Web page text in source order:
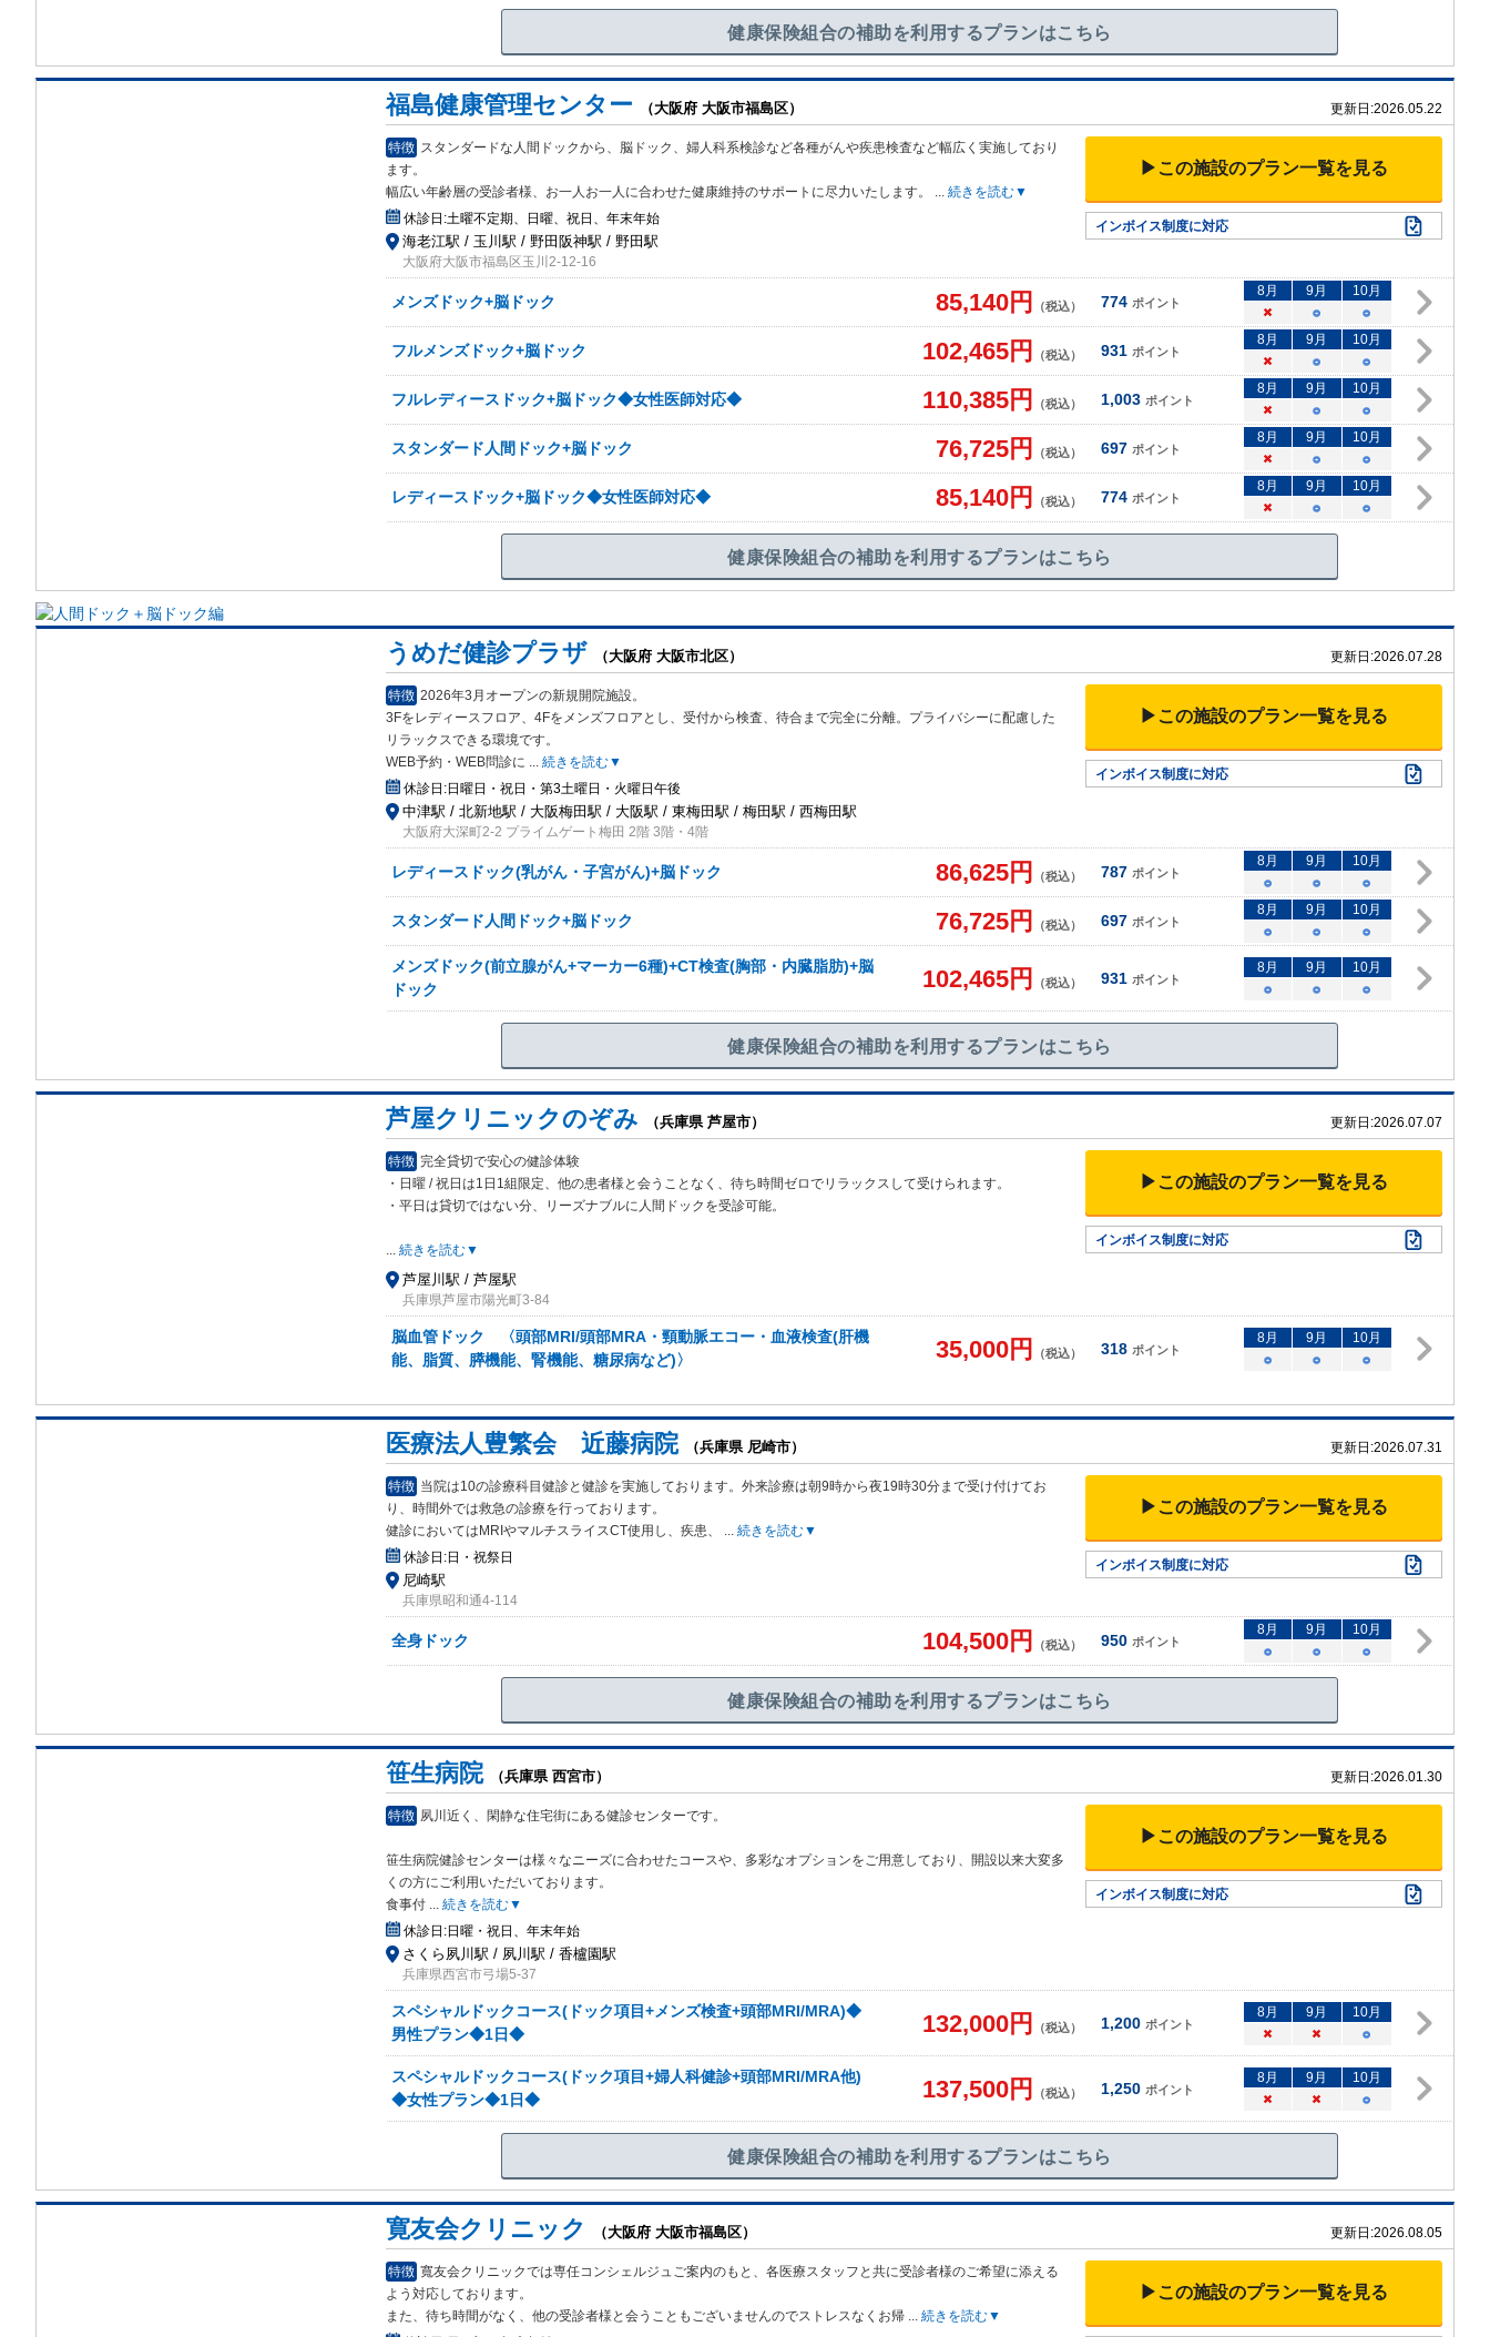
健康保険組合の補助を利用するプランはこちら
福島健康管理センター （大阪府 大阪市福島区） 更新日:2026.05.22
特徴 スタンダードな人間ドックから、脳ドック、婦人科系検診など各種がんや疾患検査など幅広く実施しており
ます。
幅広い年齢層の受診者様、お一人お一人に合わせた健康維持のサポートに尽力いたします。
... 続きを読む▼
休診日:土曜不定期、日曜、祝日、年末年始
海老江駅 / 玉川駅 / 野田阪神駅 / 野田駅
大阪府大阪市福島区玉川2-12-16
▶この施設のプラン一覧を見る
インボイス制度に対応
メンズドック+脳ドック 85,140円 （税込） 774 ポイント
8月 9月 10月
×
○ ○
フルメンズドック+脳ドック 102,465円 （税込） 931 ポイント
8月 9月 10月
×
○ ○
フルレディースドック+脳ドック◆女性医師対応◆ 110,385円 （税込） 1,003 ポイント
8月 9月 10月
×
○ ○
スタンダード人間ドック+脳ドック 76,725円 （税込） 697 ポイント
8月 9月 10月
×
○ ○
レディースドック+脳ドック◆女性医師対応◆ 85,140円 （税込） 774 ポイント
8月 9月 10月
×
○ ○
健康保険組合の補助を利用するプランはこちら
うめだ健診プラザ （大阪府 大阪市北区） 更新日:2026.07.28
特徴 2026年3月オープンの新規開院施設。
3Fをレディースフロア、4Fをメンズフロアとし、受付から検査、待合まで完全に分離。プライバシーに配慮した
リラックスできる環境です。
WEB予約・WEB問診に ... 続きを読む▼
休診日:日曜日・祝日・第3土曜日・火曜日午後
中津駅 / 北新地駅 / 大阪梅田駅 / 大阪駅 / 東梅田駅 / 梅田駅 / 西梅田駅
大阪府大深町2-2 プライムゲート梅田 2階 3階・4階
▶この施設のプラン一覧を見る
インボイス制度に対応
レディースドック(乳がん・子宮がん)+脳ドック 86,625円 （税込） 787 ポイント
8月 9月 10月
○
○ ○
スタンダード人間ドック+脳ドック 76,725円 （税込） 697 ポイント
8月 9月 10月
○
○ ○
メンズドック(前立腺がん+マーカー6種)+CT検査(胸部・内臓脂肪)+脳
ドック
102,465円 （税込） 931 ポイント
8月 9月 10月
○
○ ○
健康保険組合の補助を利用するプランはこちら
芦屋クリニックのぞみ （兵庫県 芦屋市） 更新日:2026.07.07
特徴 完全貸切で安心の健診体験
・日曜 / 祝日は1日1組限定、他の患者様と会うことなく、待ち時間ゼロでリラックスして受けられます。
・平日は貸切ではない分、リーズナブルに人間ドックを受診可能。
... 続きを読む▼
芦屋川駅 / 芦屋駅
兵庫県芦屋市陽光町3-84
▶この施設のプラン一覧を見る
インボイス制度に対応
脳血管ドック 〈頭部MRI/頭部MRA・頸動脈エコー・血液検査(肝機
能、脂質、膵機能、腎機能、糖尿病など)〉
35,000円 （税込） 318 ポイント
8月 9月 10月
○
○ ○
医療法人豊繁会 近藤病院 （兵庫県 尼崎市） 更新日:2026.07.31
特徴 当院は10の診療科目健診と健診を実施しております。外来診療は朝9時から夜19時30分まで受け付けてお
り、時間外では救急の診療を行っております。
健診においてはMRIやマルチスライスCT使用し、疾患、
... 続きを読む▼
休診日:日・祝祭日
尼崎駅
兵庫県昭和通4-114
▶この施設のプラン一覧を見る
インボイス制度に対応
全身ドック 104,500円 （税込） 950 ポイント
8月 9月 10月
○
○ ○
健康保険組合の補助を利用するプランはこちら
笹生病院 （兵庫県 西宮市） 更新日:2026.01.30
特徴 夙川近く、閑静な住宅街にある健診センターです。
笹生病院健診センターは様々なニーズに合わせたコ ースや、多彩なオプションをご用意しており、開設以来大変多
くの方にご利用いただいております。
食事付 ... 続きを読む▼
休診日:日曜・祝日、年末年始
さくら夙川駅 / 夙川駅 / 香櫨園駅
兵庫県西宮市弓場5-37
▶この施設のプラン一覧を見る
インボイス制度に対応
スペシャルドックコース(ドック項目+メンズ検査+頭部MRI/MRA)◆
男性プラン◆1日◆
132,000円 （税込） 1,200 ポイント
8月 9月 10月
×
× ○
スペシャルドックコース(ドック項目+婦人科健診+頭部MRI/MRA他)
◆女性プラン◆1日◆
137,500円 （税込） 1,250 ポイント
8月 9月 10月
×
× ○
健康保険組合の補助を利用するプランはこちら
寛友会クリニック （大阪府 大阪市福島区） 更新日:2026.08.05
特徴 寬友会クリニックでは専任コンシェルジュご案内のもと、各医療スタッフと共に受診者様のご希望に添える
よう 対応しております。
また、待ち時間がなく、他の受診者様と会うこともございませんのでストレスなくお帰 ... 続きを読む▼
▶この施設のプラン一覧を見る